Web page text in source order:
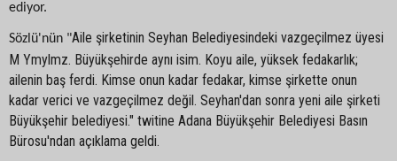
ediyor.
Sözlü'nün "Aile şirketinin Seyhan Belediyesindeki vazgeçilmez üyesi
M Ymylmz. Büyükşehirde aynı isim. Koyu aile, yüksek fedakarlık;
ailenin baş ferdi. Kimse onun kadar fedakar, kimse şirkette onun
kadar verici ve vazgeçilmez değil. Seyhan'dan sonra yeni aile şirketi
Büyükşehir belediyesi." twitine Adana Büyükşehir Belediyesi Basın
Bürosu'ndan açıklama geldi.